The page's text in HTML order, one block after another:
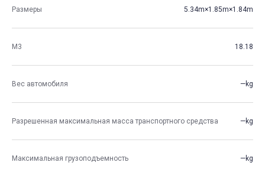
Размеры 5.34m×1.85m×1.84m
М3 18.18
Вес автомобиля —kg
Разрешенная максимальная масса транспортного средства —kg
Максимальная грузоподъемность —kg